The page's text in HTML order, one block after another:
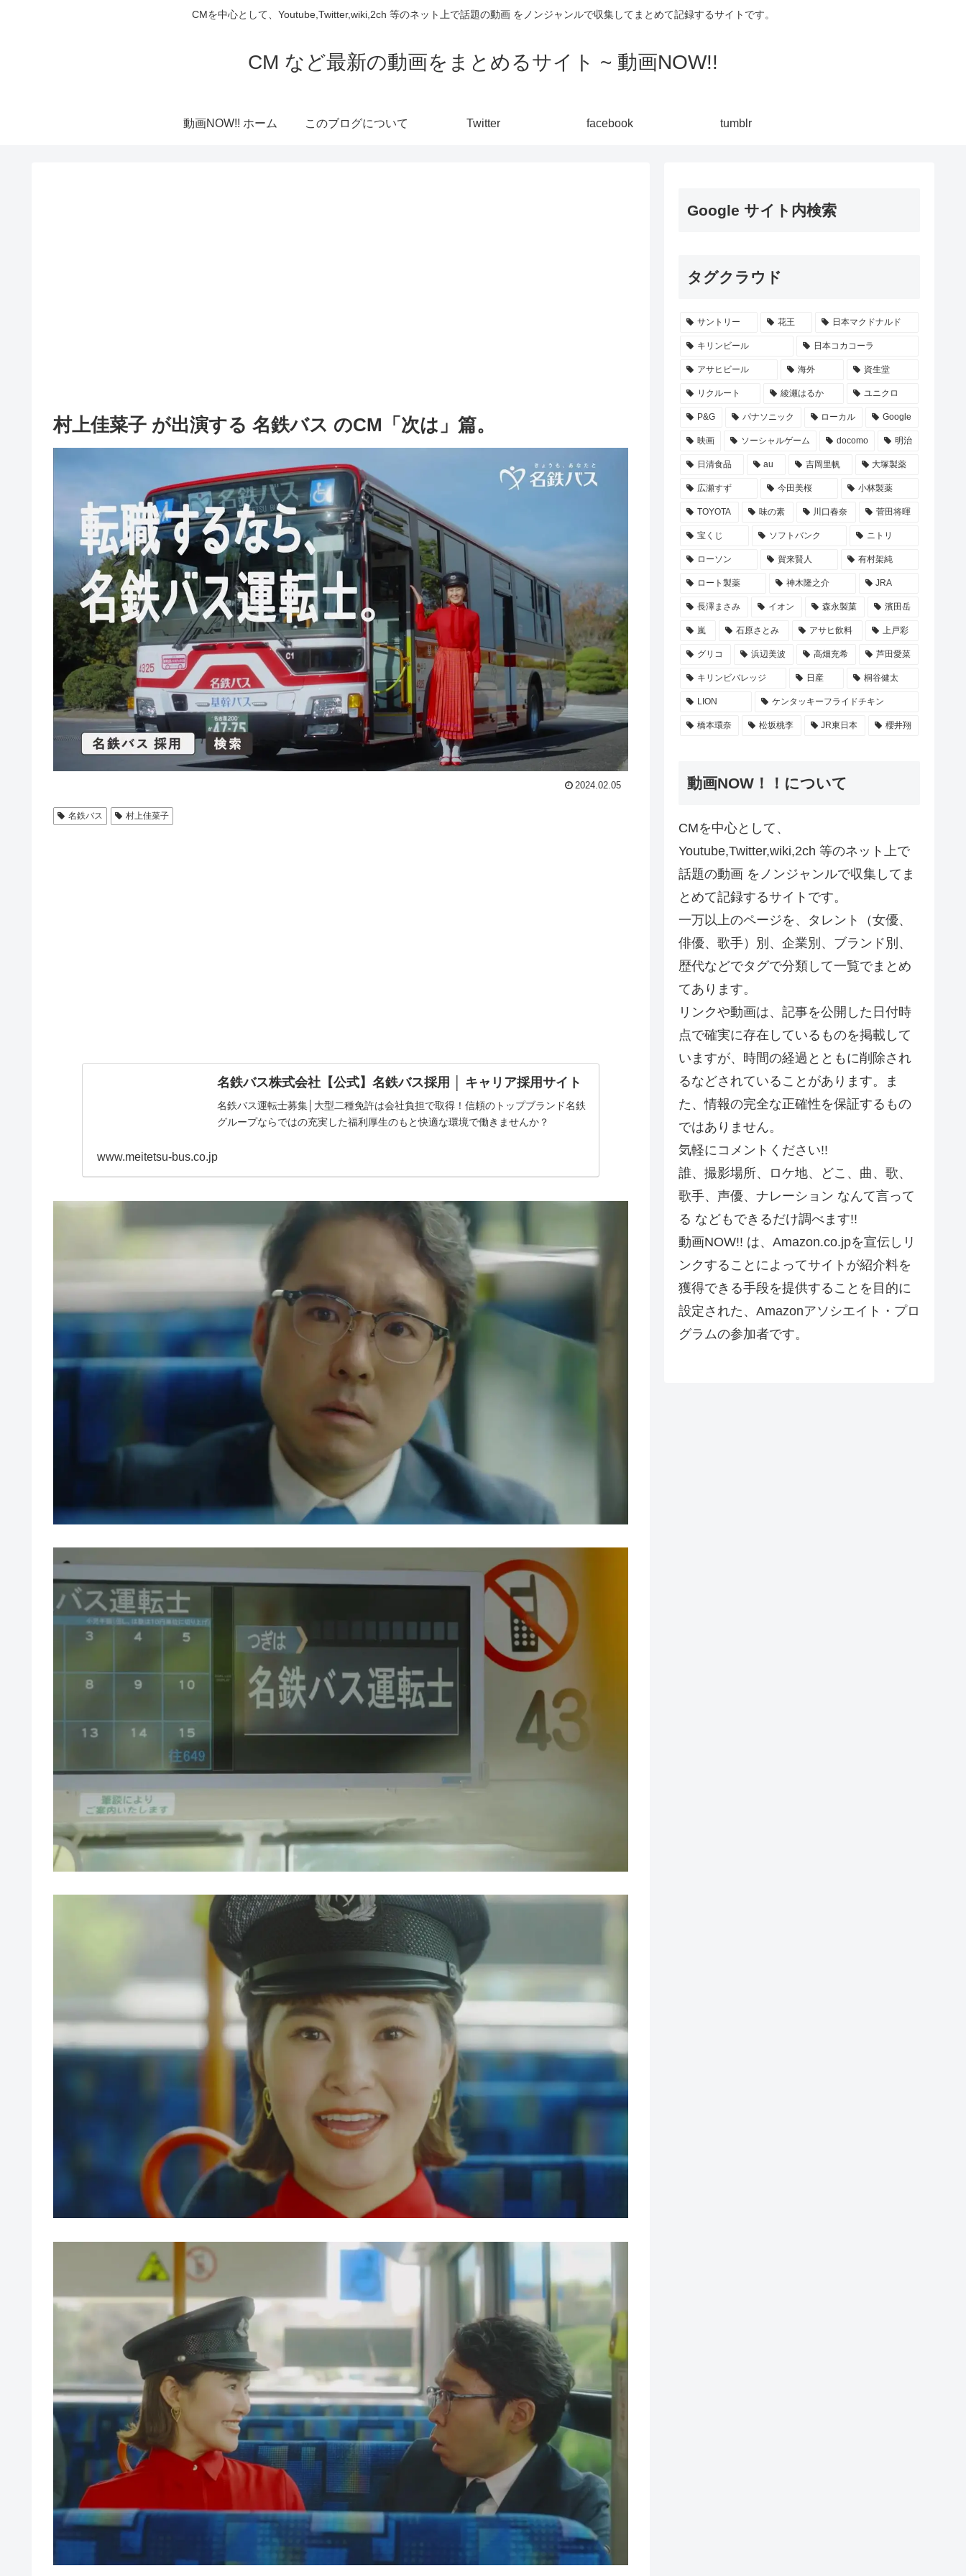
CMを中心として、Youtube,Twitter,wiki,2ch 等のネット上で話題の動画 をノンジャンルで収集してまとめて記録するサイトです。
CM など最新の動画をまとめるサイト ~ 動画NOW!!
動画NOW!! ホーム このブログについて Twitter facebook tumblr
村上佳菜子 が出演する 名鉄バス のCM「次は」篇。
2024.02.05
名鉄バス 村上佳菜子
名鉄バス株式会社【公式】名鉄バス採用 │ キャリア採用サイト
名鉄バス運転士募集│大型二種免許は会社負担で取得！信頼のトップブランド名鉄
グループならではの充実した福利厚生のもと快適な環境で働きませんか？
www.meitetsu-bus.co.jp
Google サイト内検索
タグクラウド
サントリー 花王 日本マクドナルド
キリンビール 日本コカコーラ
アサヒビール 海外 資生堂
リクルート 綾瀬はるか ユニクロ
P&G パナソニック ローカル Google
映画 ソーシャルゲーム docomo 明治
日清食品 au 吉岡里帆 大塚製薬
広瀬すず 今田美桜 小林製薬
TOYOTA 味の素 川口春奈 菅田将暉
宝くじ ソフトバンク ニトリ
ローソン 賀来賢人 有村架純
ロート製薬 神木隆之介 JRA
長澤まさみ イオン 森永製菓 濱田岳
嵐 石原さとみ アサヒ飲料 上戸彩
グリコ 浜辺美波 高畑充希 芦田愛菜
キリンビバレッジ 日産 桐谷健太
LION ケンタッキーフライドチキン
橋本環奈 松坂桃李 JR東日本 櫻井翔
動画NOW！！について
CMを中心として、
Youtube,Twitter,wiki,2ch 等のネット上で
話題の動画 をノンジャンルで収集してま
とめて記録するサイトです。
一万以上のページを、タレント（女優、
俳優、歌手）別、企業別、ブランド別、
歴代などでタグで分類して一覧でまとめ
てあります。
リンクや動画は、記事を公開した日付時
点で確実に存在しているものを掲載して
いますが、時間の経過とともに削除され
るなどされていることがあります。ま
た、情報の完全な正確性を保証するもの
ではありません。
気軽にコメントください!!
誰、撮影場所、ロケ地、どこ、曲、歌、
歌手、声優、ナレーション なんて言って
る などもできるだけ調べます!!
動画NOW!! は、Amazon.co.jpを宣伝しリ
ンクすることによってサイトが紹介料を
獲得できる手段を提供することを目的に
設定された、Amazonアソシエイト・プロ
グラムの参加者です。